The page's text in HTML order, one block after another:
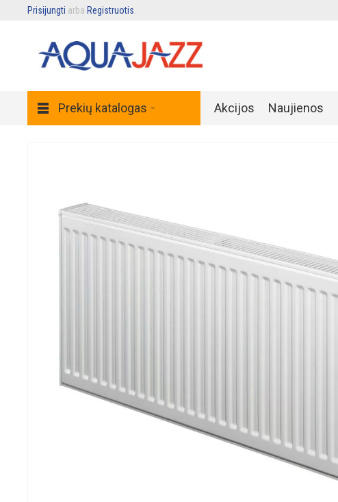
Prisijungti arba Registruotis
Prekių katalogas Akcijos Naujienos